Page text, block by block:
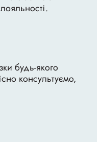
будь-якого
консультуємо,